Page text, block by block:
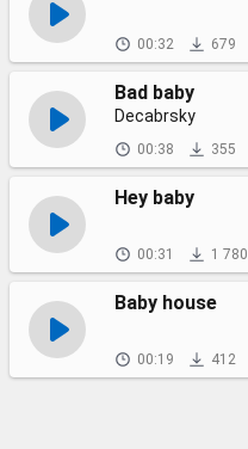
00:32 679
Bad baby
Decabrsky
00:38 355
Hey baby
00:31 1 780
Baby house
00:19 412